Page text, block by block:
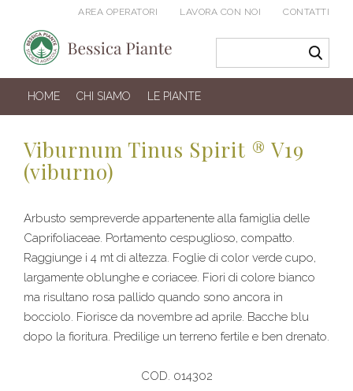
AREA OPERATORI LAVORA CON NOI CONTATTI
HOME CHI SIAMO LE PIANTE
Viburnum Tinus Spirit ® V19
(viburno)
Arbusto sempreverde appartenente alla famiglia delle
Caprifoliaceae. Portamento cespuglioso, compatto.
Raggiunge i 4 mt di altezza. Foglie di color verde cupo,
largamente oblunghe e coriacee. Fiori di colore bianco
ma risultano rosa pallido quando sono ancora in
bocciolo. Fiorisce da novembre ad aprile. Bacche blu
dopo la fioritura. Predilige un terreno fertile e ben drenato.
COD. 014302